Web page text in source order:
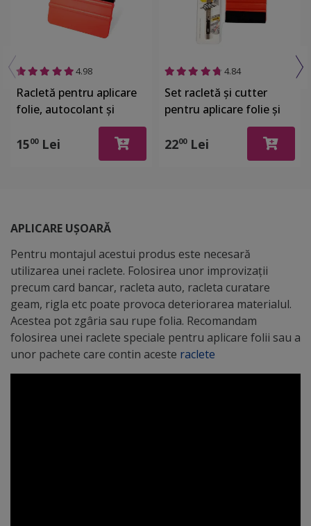
4.98
Racletă pentru aplicare
folie, autocolant şi
stickere, din plastic cu o
latură cu pâslă
1500Lei
4.84
Set racletă şi cutter
pentru aplicare folie şi
2200Lei
APLICARE UȘOARĂ
Pentru montajul acestui produs este necesară
utilizarea unei raclete. Folosirea unor improvizații
precum card bancar, racleta auto, racleta curatare
geam, rigla etc poate provoca deteriorarea materialul.
Acestea pot zgâria sau rupe folia. Recomandam
folosirea unei raclete speciale pentru aplicare folii sau a
unor pachete care contin aceste raclete